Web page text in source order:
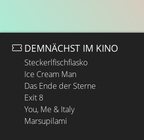
DEMNÄCHST IM KINO
Steckerlfischfiasko
Ice Cream Man
Das Ende der Sterne
Exit 8
You, Me & Italy
Marsupilami